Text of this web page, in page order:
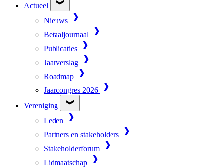
Actueel
Nieuws
Betaaljournaal
Publicaties
Jaarverslag
Roadmap
Jaarcongres 2026
Vereniging
Leden
Partners en stakeholders
Stakeholderforum
Lidmaatschap